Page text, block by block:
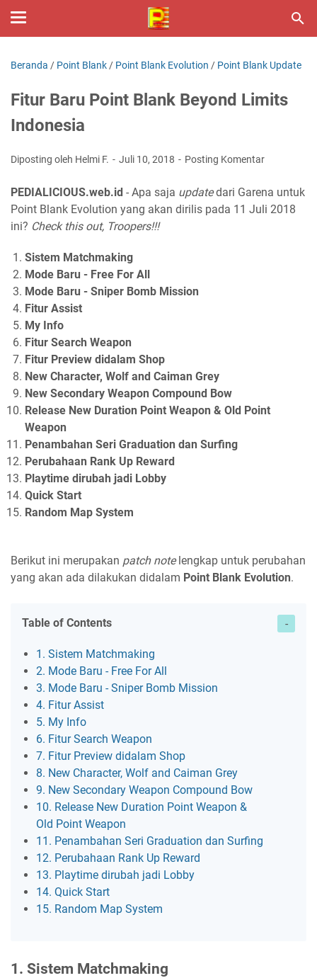
Beranda / Point Blank / Point Blank Evolution / Point Blank Update
Fitur Baru Point Blank Beyond Limits
Indonesia
Diposting oleh Helmi F. Juli 10, 2018 Posting Komentar
PEDIALICIOUS.web.id - Apa saja updatedari Garena untuk
Point Blank Evolution yang akan dirilis pada 11 Juli 2018
ini? Check this out, Troopers!!!
Sistem Matchmaking
Mode Baru - Free For All
Mode Baru - Sniper Bomb Mission
Fitur Assist
My Info
Fitur Search Weapon
Fitur Preview didalam Shop
New Character, Wolf and Caiman Grey
New Secondary Weapon Compound Bow
Release New Duration Point Weapon & Old Point
Weapon
Penambahan Seri Graduation dan Surfing
Perubahaan Rank Up Reward
Playtime dirubah jadi Lobby
Quick Start
Random Map System
Berikut ini merupakan patch notelengkap untuk perubahan
yang akan ada dilakukan didalam Point Blank Evolution.
Table of Contents
1. Sistem Matchmaking
2. Mode Baru - Free For All
3. Mode Baru - Sniper Bomb Mission
4. Fitur Assist
5. My Info
6. Fitur Search Weapon
7. Fitur Preview didalam Shop
8. New Character, Wolf and Caiman Grey
9. New Secondary Weapon Compound Bow
10. Release New Duration Point Weapon &
Old Point Weapon
11. Penambahan Seri Graduation dan Surfing
12. Perubahaan Rank Up Reward
13. Playtime dirubah jadi Lobby
14. Quick Start
15. Random Map System
1. Sistem Matchmaking